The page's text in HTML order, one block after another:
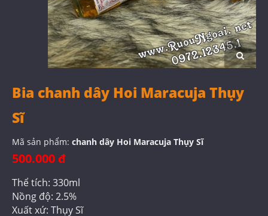
Bia chanh dây Hoi Maracuja Thụy
Sĩ
Mã sản phẩm: chanh dây Hoi Maracuja Thụy Sĩ
500.000 đ
Thể tích: 330ml
Nồng độ: 2.5%
Xuất xứ: Thụy Sĩ